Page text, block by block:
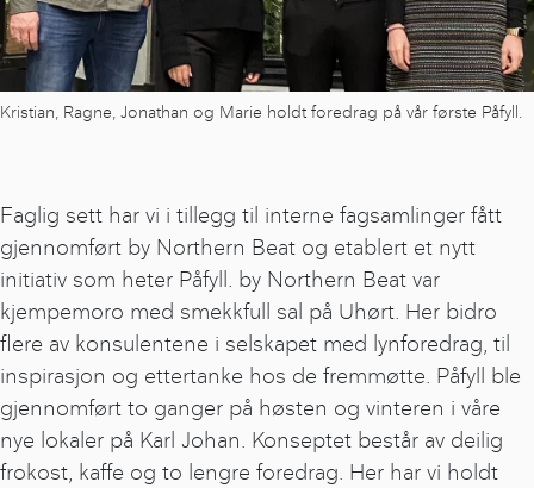
Kristian, Ragne, Jonathan og Marie holdt foredrag på vår første Påfyll.
Faglig sett har vi i tillegg til interne fagsamlinger fått
gjennomført by Northern Beat og etablert et nytt
initiativ som heter Påfyll. by Northern Beat var
kjempemoro med smekkfull sal på Uhørt. Her bidro
flere av konsulentene i selskapet med lynforedrag, til
inspirasjon og ettertanke hos de fremmøtte. Påfyll ble
gjennomført to ganger på høsten og vinteren i våre
nye lokaler på Karl Johan. Konseptet består av deilig
frokost, kaffe og to lengre foredrag. Her har vi holdt